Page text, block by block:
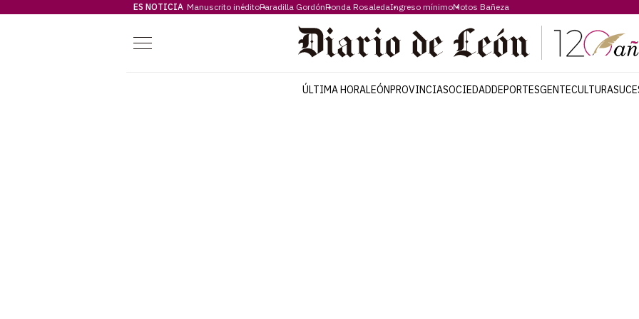
ES NOTICIA Manuscrito inéditoParadilla GordónRonda RosaledaIngreso mínimoMotos Bañeza
Menú
ÚLTIMA HORALEÓNPROVINCIASOCIEDADDEPORTESGENTECULTURA